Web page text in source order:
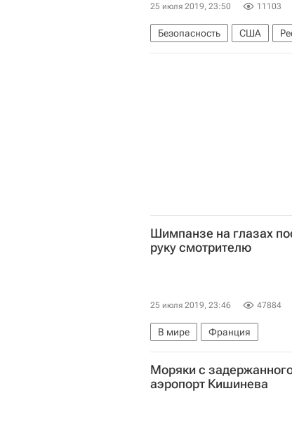
25 июля 2019, 23:50 11103
Безопасность США
Шимпанзе на глазах
руку смотрителю
25 июля 2019, 23:46 47884
В мире Франция
Моряки с
аэропорт Кишинева